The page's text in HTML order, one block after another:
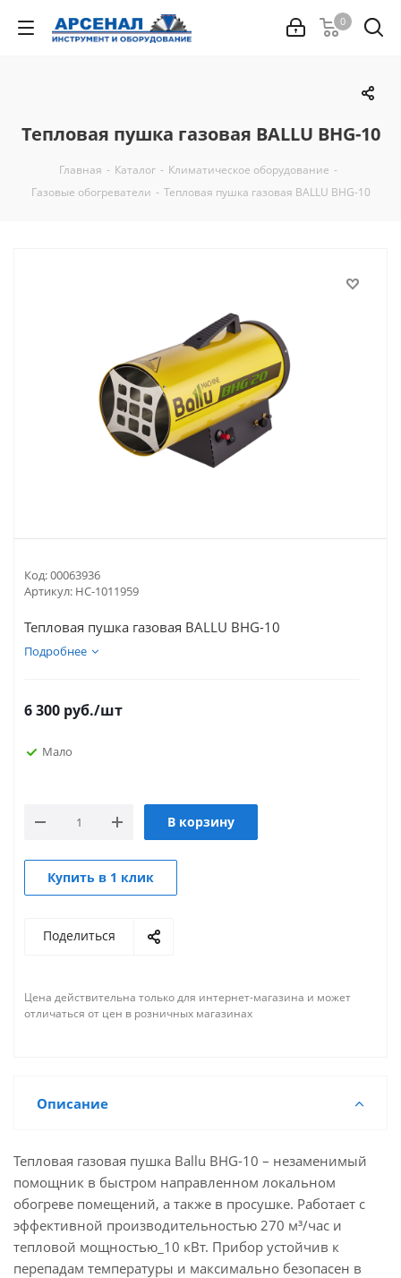
0
Тепловая пушка газовая BALLU ВНG-10
Главная - Каталог - Климатическое оборудование -
Газовые обогреватели - Тепловая пушка газовая BALLU ВНG-10
Код:00063936
Артикул: НС-1011959
Тепловая пушка газовая BALLU ВНG-10
Подробнее
6 300 руб./шт
Мало
В корзину
Купить в 1 клик
Поделиться
Цена действительна только для интернет-магазина и может
отличаться от цен в розничных магазинах
Описание
Тепловая газовая пушка Ballu BHG-10 – незаменимый
помощник в быстром направленном локальном
обогреве помещений, а также в просушке. Работает с
эффективной производительностью 270 м³/час и
тепловой мощностью_10 кВт. Прибор устойчив к
перепадам температуры и максимально безопасен в